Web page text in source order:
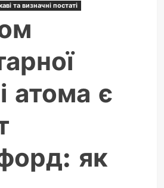
та визначні постаті
атома є
як